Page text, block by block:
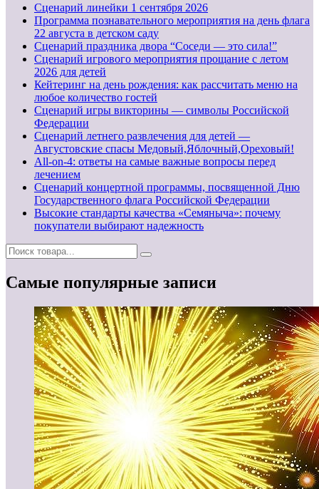
Cценарий линейки 1 сентября 2026
Программа познавательного мероприятия на день флага
22 августа в детском саду
Сценарий праздника двора “Соседи — это сила!”
Сценарий игрового мероприятия прощание с летом
2026 для детей
Кейтеринг на день рождения: как рассчитать меню на
любое количество гостей
Сценарий игры викторины — символы Российской
Федерации
Сценарий летнего развлечения для детей —
Августовские спасы Медовый,Яблочный,Ореховый!
All-on-4: ответы на самые важные вопросы перед
лечением
Сценарий концертной программы, посвященной Дню
Государственного флага Российской Федерации
Высокие стандарты качества «Семяныча»: почему
покупатели выбирают надежность
Самые популярные записи